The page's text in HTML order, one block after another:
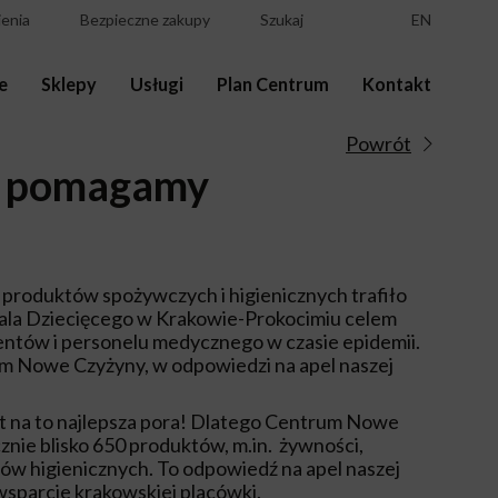
Bezpieczne zakupy Szukaj EN
Sklepy Usługi Plan Centrum Kontakt
Powrót
spożywczych i higienicznych trafiło
Dziecięcego w Krakowie-Prokocimiu celem
i personelu medycznego w czasie epidemii.
Nowe Czyżyny, w odpowiedzi na apel naszej
na to najlepsza pora! Dlatego Centrum Nowe
blisko 650 produktów, m.in. żywności,
higienicznych. To odpowiedź na apel naszej
krakowskiej placówki.